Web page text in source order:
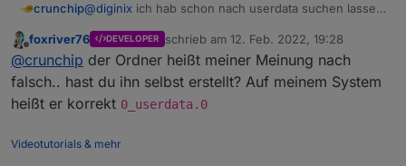
crunchip@diginix ich hab schon nach userdata suchen lassen,
foxriver76 DEVELOPER schrieb am 12. Feb. 2022, 19:28
zuletzt editiert von
@crunchip der Ordner heißt meiner Meinung nach
falsch.. hast du ihn selbst erstellt? Auf meinem System
heißt er korrekt 0_userdata.0
Videotutorials & mehr